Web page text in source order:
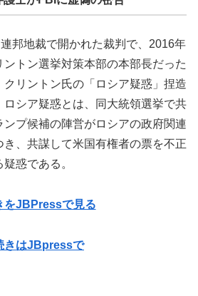
邦地裁で開かれた裁判で、2016年
トン選挙対策本部の本部長だった
クリントン氏の「ロシア疑惑」捏造
シア疑惑とは、同大統領選挙で共
プ候補の陣営がロシアの政府関連
、共謀して米国有権者の票を不正
惑である。
をJBPressで見る
きはJBpressで